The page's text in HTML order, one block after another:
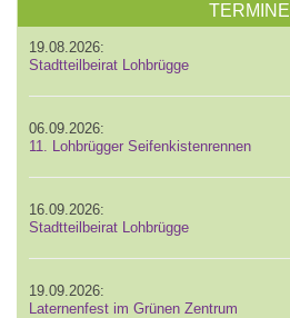
TERMINE
19.08.2026:
Stadtteilbeirat Lohbrügge
06.09.2026:
11. Lohbrügger Seifenkistenrennen
16.09.2026:
Stadtteilbeirat Lohbrügge
19.09.2026:
Laternenfest im Grünen Zentrum